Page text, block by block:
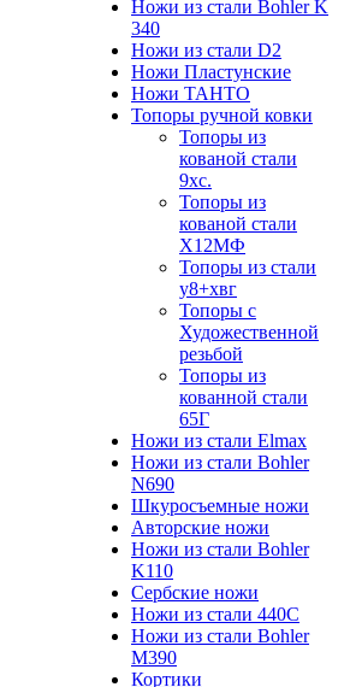
Ножи из стали Bohler K
340
Ножи из стали D2
Ножи Пластунские
Ножи ТАНТО
Топоры ручной ковки
Топоры из
кованой стали
9хс.
Топоры из
кованой стали
Х12МФ
Топоры из стали
у8+хвг
Топоры с
Художественной
резьбой
Топоры из
кованной стали
65Г
Ножи из стали Elmax
Ножи из стали Bohler
N690
Шкуросъемные ножи
Авторские ножи
Ножи из стали Bohler
K110
Сербские ножи
Ножи из стали 440С
Ножи из стали Bohler
M390
Кортики